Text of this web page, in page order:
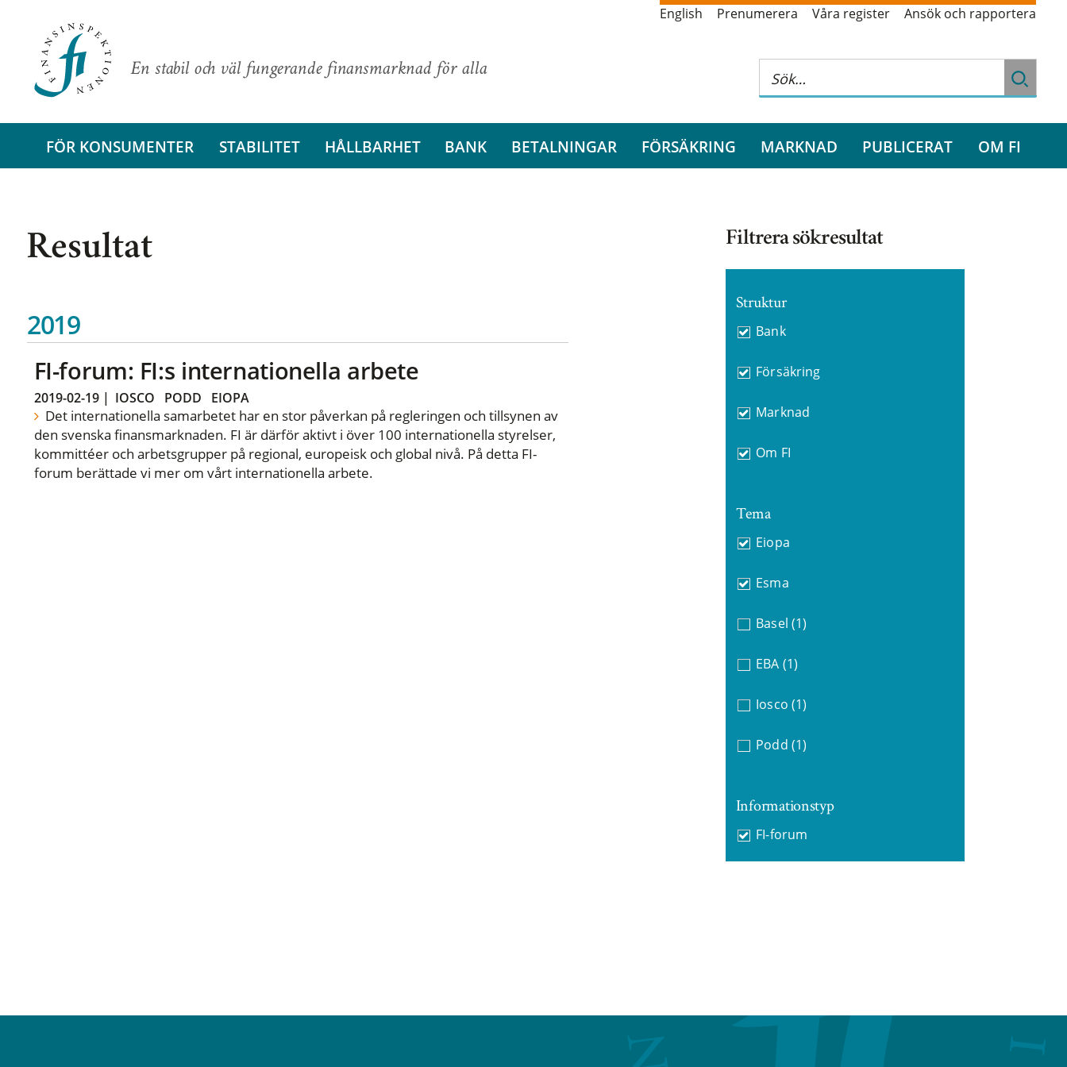
En stabil och väl fungerande finansmarknad för alla
English Prenumerera Våra register Ansök och rapportera
FÖR KONSUMENTER STABILITET HÅLLBARHET BANK BETALNINGAR FÖRSÄKRING MARKNAD PUBLICERAT OM FI
Resultat
2019
FI-forum: FI:s internationella arbete
2019-02-19| IOSCO PODD EIOPA
Det internationella samarbetet har en stor påverkan på regleringen och tillsynen av
den svenska finansmarknaden. FI är därför aktivt i över 100 internationella styrelser,
kommittéer och arbetsgrupper på regional, europeisk och global nivå. På detta FI-
forum berättade vi mer om vårt internationella arbete.
Filtrera sökresultat
Struktur
Bank
Försäkring
Marknad
Om FI
Tema
Eiopa
Esma
Basel (1)
EBA (1)
Iosco (1)
Podd (1)
Informationstyp
FI-forum